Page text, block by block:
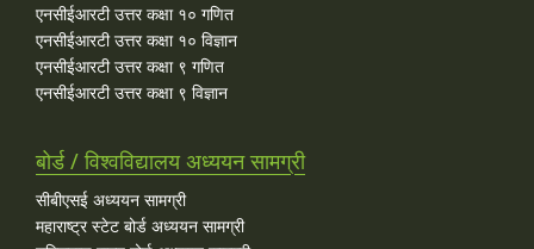
एनसीईआरटी उत्तर कक्षा १० गणित
एनसीईआरटी उत्तर कक्षा १० विज्ञान
एनसीईआरटी उत्तर कक्षा ९ गणित
एनसीईआरटी उत्तर कक्षा ९ विज्ञान
बोर्ड / विश्वविद्यालय अध्ययन सामग्री
सीबीएसई अध्ययन सामग्री
महाराष्ट्र स्टेट बोर्ड अध्ययन सामग्री